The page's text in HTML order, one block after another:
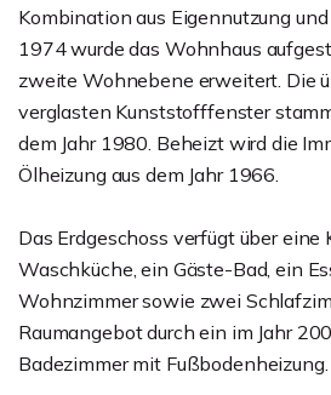
Kombination aus Eigennutzung
1974 wurde das Wohnhaus
zweite Wohnebene erweitert. Die
verglasten Kunststofffenster
dem Jahr 1980. Beheizt wird die
Ölheizung aus dem Jahr 1966.
Das Erdgeschoss verfügt über eine
Waschküche, ein Gäste-Bad, ein
Wohnzimmer sowie zwei
Raumangebot durch ein im Jahr
Badezimmer mit Fußbodenheizung.